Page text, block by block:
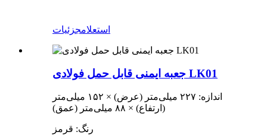
استعلامجزئیات
جعبه ایمنی قابل حمل فولادی LK01
اندازه: ۲۲۷ میلی‌متر (عرض) × ۱۵۲ میلی‌متر
(ارتفاع) × ۸۸ میلی‌متر (عمق)
رنگ: قرمز